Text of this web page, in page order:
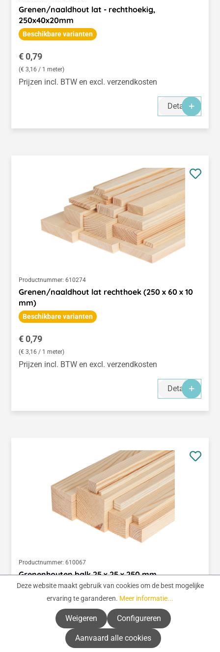
Grenen/naaldhout lat - rechthoekig,
250x40x20mm
Beschikbare varianten
Normale prijs:
€ 0,79
(€ 3,16 / 1 meter)
Prijzen incl. BTW en excl. verzendkosten
Details
Productnummer: 610274
Grenen/naaldhout lat rechthoek (250 x 60 x 10
mm)
Beschikbare varianten
Normale prijs:
€ 0,79
(€ 3,16 / 1 meter)
Prijzen incl. BTW en excl. verzendkosten
Details
Productnummer: 610067
Grenenhouten balk 25 x 25 x 250 mm
Beschikbare varianten
Normale prijs:
Prijzen incl. BTW en excl. verzendkosten
Deze website maakt gebruik van cookies om de best mogelijke
ervaring te garanderen. Meer informatie...
Weigeren Configureren
Aanvaard alle cookies